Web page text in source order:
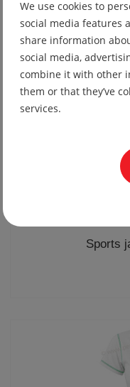
Sports
We use cookies to
social media features
share information
social media,
combine it with other
them or that they’ve
services.